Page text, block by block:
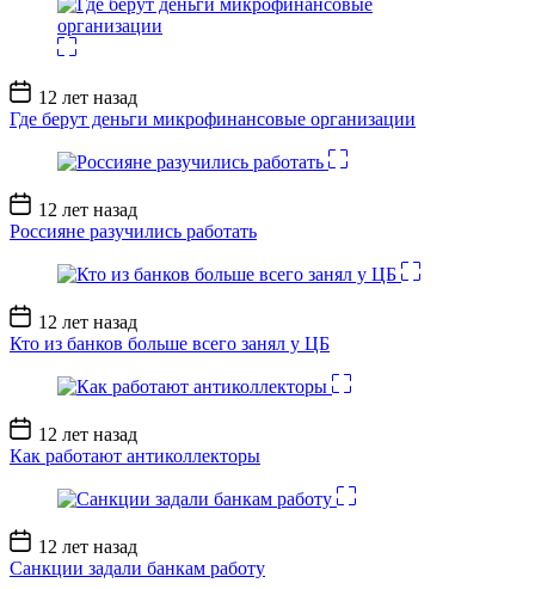
Дата
записи
12 лет назад
Где берут деньги микрофинансовые организации
Дата
записи
12 лет назад
Россияне разучились работать
Дата
записи
12 лет назад
Кто из банков больше всего занял у ЦБ
Дата
записи
12 лет назад
Как работают антиколлекторы
Дата
записи
12 лет назад
Санкции задали банкам работу